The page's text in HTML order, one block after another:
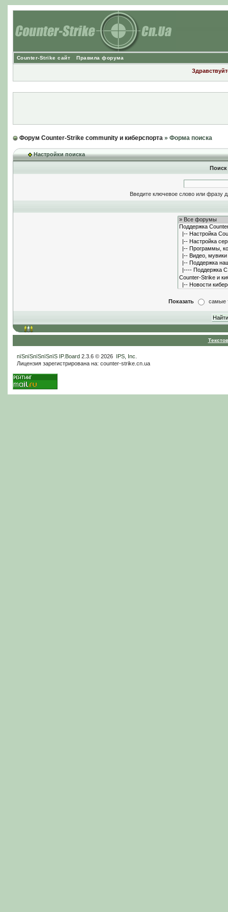
Counter-Strike сайт Правила форума
Форум Counter-Strike community и киберспорта» Форма поиска
Настройки поиска
Введите ключевое слово или фразу
Показать самые
пїЅпїЅпїЅпїЅпїЅ IP.Board2.3.6 © 2026 IPS, Inc
Лицензия зарегистрирована на: counter-strike.cn.ua